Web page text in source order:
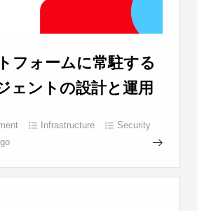
フォームに常駐する
ェントの設計と運用
Infrastructure
Security